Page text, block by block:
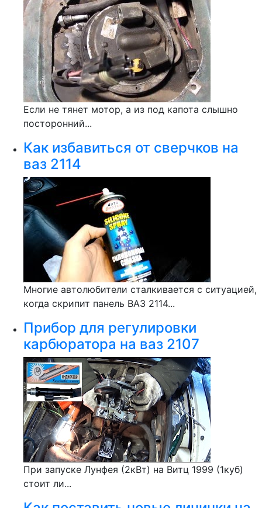
Если не тянет мотор, а из под капота слышно
посторонний...
Как избавиться от сверчков на
ваз 2114
Многие автолюбители сталкивается с ситуацией,
когда скрипит панель ВАЗ 2114...
Прибор для регулировки
карбюратора на ваз 2107
При запуске Лунфея (2кВт) на Витц 1999 (1куб)
стоит ли...